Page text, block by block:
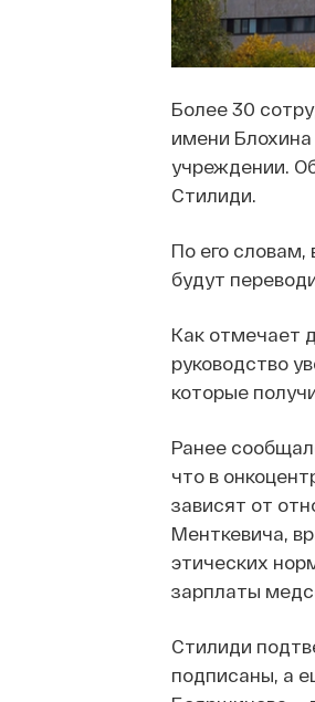
Более 30
имени
учреждении.
Стилиди.
По его словам,
будут
Как отмечает
руководство
которые
Ранее
что в
зависят от
Менткевича,
этических
зарплаты
Стилиди
подписаны, а